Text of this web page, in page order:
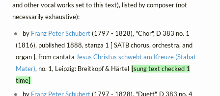
and other vocal works set to this text), listed by composer (not
necessarily exhaustive):
by Franz Peter Schubert(1797 - 1828), "Chor", D 383 no. 1
(1816), published 1888, stanza 1 [ SATB chorus, orchestra, and
organ ], from cantata Jesus Christus schwebt am Kreuze (Stabat
Mater), no. 1, Leipzig: Breitkopf & Härtel [sung text checked 1
time]
by Franz Peter Schubert(1797 - 1828), "Duett", D 383 no. 4